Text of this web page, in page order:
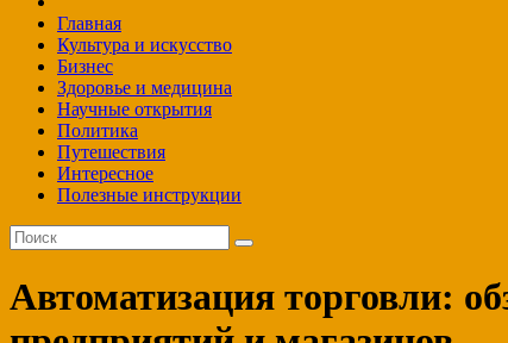
Главная
Культура и искусство
Бизнес
Здоровье и медицина
Научные открытия
Политика
Путешествия
Интересное
Полезные инструкции
Автоматизация торговли: